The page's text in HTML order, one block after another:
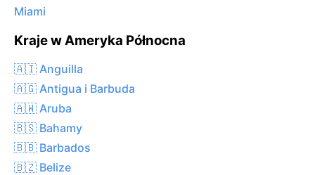
Miami
Kraje w Ameryka Północna
🇦🇮 Anguilla
🇦🇬 Antigua i Barbuda
🇦🇼 Aruba
🇧🇸 Bahamy
🇧🇧 Barbados
🇧🇿 Belize